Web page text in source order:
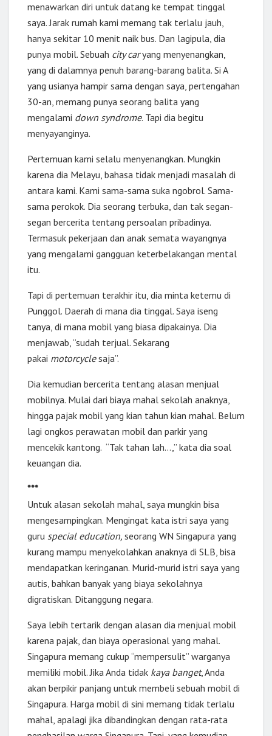
menawarkan diri untuk datang ke tempat tinggal
saya. Jarak rumah kami memang tak terlalu jauh,
hanya sekitar 10 menit naik bus. Dan lagipula, dia
punya mobil. Sebuah city caryang menyenangkan,
yang di dalamnya penuh barang-barang balita. Si A
yang usianya hampir sama dengan saya, pertengahan
30-an, memang punya seorang balita yang
mengalami down syndrome. Tapi dia begitu
menyayanginya.
Pertemuan kami selalu menyenangkan. Mungkin
karena dia Melayu, bahasa tidak menjadi masalah di
antara kami. Kami sama-sama suka ngobrol. Sama-
sama perokok. Dia seorang terbuka, dan tak segan-
segan bercerita tentang persoalan pribadinya.
Termasuk pekerjaan dan anak semata wayangnya
yang mengalami gangguan keterbelakangan mental
itu.
Tapi di pertemuan terakhir itu, dia minta ketemu di
Punggol. Daerah di mana dia tinggal. Saya iseng
tanya, di mana mobil yang biasa dipakainya. Dia
menjawab, “sudah terjual. Sekarang
pakai motorcyclesaja”.
Dia kemudian bercerita tentang alasan menjual
mobilnya. Mulai dari biaya mahal sekolah anaknya,
hingga pajak mobil yang kian tahun kian mahal. Belum
lagi ongkos perawatan mobil dan parkir yang
mencekik kantong. “Tak tahan lah…,” kata dia soal
keuangan dia.
***
Untuk alasan sekolah mahal, saya mungkin bisa
mengesampingkan. Mengingat kata istri saya yang
guru special education, seorang WN Singapura yang
kurang mampu menyekolahkan anaknya di SLB, bisa
mendapatkan keringanan. Murid-murid istri saya yang
autis, bahkan banyak yang biaya sekolahnya
digratiskan. Ditanggung negara.
Saya lebih tertarik dengan alasan dia menjual mobil
karena pajak, dan biaya operasional yang mahal.
Singapura memang cukup “mempersulit” warganya
memiliki mobil. Jika Anda tidak kaya banget, Anda
akan berpikir panjang untuk membeli sebuah mobil di
Singapura. Harga mobil di sini memang tidak terlalu
mahal, apalagi jika dibandingkan dengan rata-rata